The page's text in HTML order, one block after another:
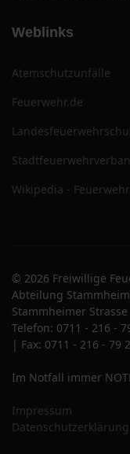
Weblinks
Atemschutzunfälle
Feuerwehr.de
Wikipedia - Feuerwehr
© 2026 Freiwillige
Abteilung Stammheim
Stammheimer
Telefon: 0711 - 216 -
| Fax: 0711 - 216 - 79
Im Notfall immer
Impressum
Datenschutzerklärung